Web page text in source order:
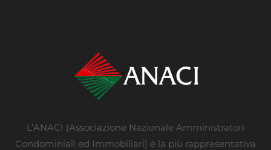
L’ANACI (Associazione Nazionale Amministratori
Condominiali ed Immobiliari) è la più rappresentativa